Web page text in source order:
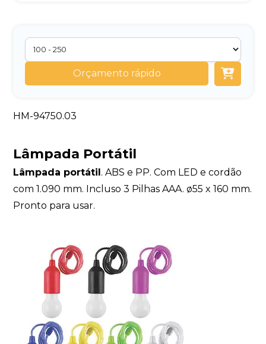
Orçamento rápido
HM-94750.03
Lâmpada Portátil
Lâmpada portátil . ABS e PP. Com LED e cordão
com 1.090 mm. Incluso 3 Pilhas AAA. ø55 x 160 mm.
Pronto para usar.